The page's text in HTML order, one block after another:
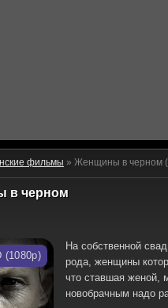
фильмы » Женщины в черном
в черном
(1080p)
На собственной
рода, женщины
что ставшая женой,
новобрачным надо